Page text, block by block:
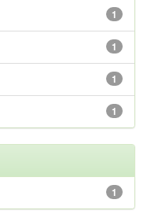
1
1
1
1
1